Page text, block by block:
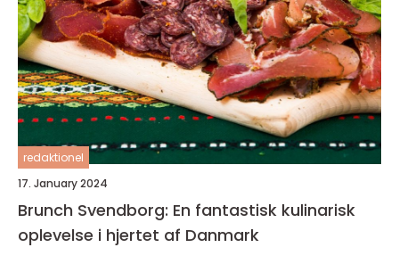
redaktionel
17. January 2024
Brunch Svendborg: En fantastisk kulinarisk
oplevelse i hjertet af Danmark